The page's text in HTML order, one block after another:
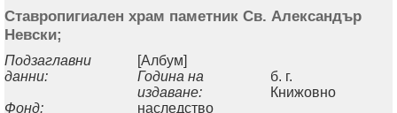
Ставропигиален храм паметник Св. Александър
Невски;
Подзаглавни
данни:
[Албум]
Година на
издаване:
б. г.
Фонд:
Книжовно
наследство